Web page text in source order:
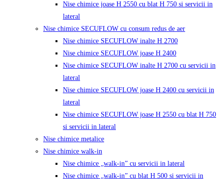
Nise chimice joase H 2550 cu blat H 750 si servicii in
lateral
Nise chimice SECUFLOW cu consum redus de aer
Nise chimice SECUFLOW inalte H 2700
Nise chimice SECUFLOW joase H 2400
Nise chimice SECUFLOW inalte H 2700 cu servicii in
lateral
Nise chimice SECUFLOW joase H 2400 cu servicii in
lateral
Nise chimice SECUFLOW joase H 2550 cu blat H 750
si servicii in lateral
Nise chimice metalice
Nise chimice walk-in
Nise chimice „walk-in” cu servicii in lateral
Nise chimice „walk-in” cu blat H 500 si servicii in